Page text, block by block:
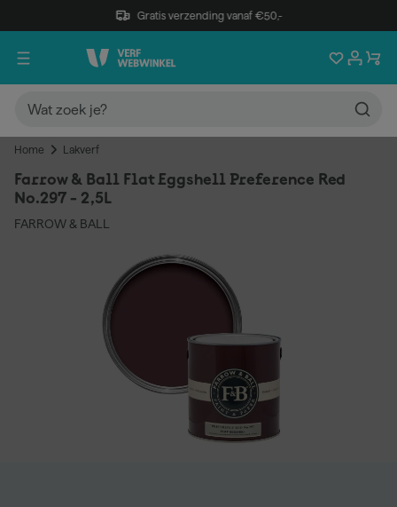
Gratis verzending vanaf €50,-
Home Lakverf
Farrow & Ball Flat Eggshell Preference Red
No.297 - 2,5L
FARROW & BALL